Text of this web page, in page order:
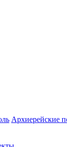
Архиерейские